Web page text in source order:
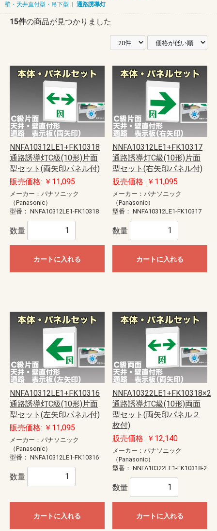
壁・天井直付型・吊下型 | 通路誘導灯
15件の商品が見つかりました
NNFA10312LE1+FK10318
通路誘導灯C級(10形)片面
型セット(両矢印パネル付)
販売価格: ￥11,095
メーカー：パナソニック
（Panasonic）
型番： NNFA10312LE1-FK10318
数量
カートに入れる
NNFA10312LE1+FK10317
通路誘導灯C級(10形)片面
型セット(右矢印パネル付)
販売価格: ￥11,095
メーカー：パナソニック
（Panasonic）
型番： NNFA10312LE1-FK10317
数量
カートに入れる
NNFA10312LE1+FK10316
通路誘導灯C級(10形)片面
型セット(左矢印パネル付)
販売価格: ￥11,095
メーカー：パナソニック
（Panasonic）
型番： NNFA10312LE1-FK10316
数量
カートに入れる
NNFA10322LE1+FK10318×2
通路誘導灯C級(10形)両面
型セット(両矢印パネル２
枚付)
販売価格: ￥12,140
メーカー：パナソニック
（Panasonic）
型番： NNFA10322LE1-FK10318-2
数量
カートに入れる